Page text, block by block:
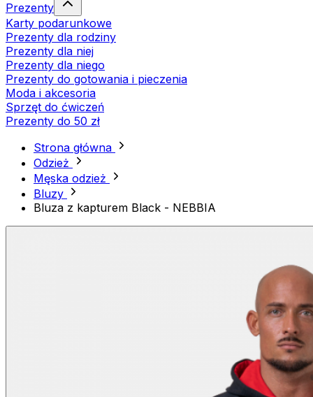
Prezenty
Karty podarunkowe
Prezenty dla rodziny
Prezenty dla niej
Prezenty dla niego
Prezenty do gotowania i pieczenia
Moda i akcesoria
Sprzęt do ćwiczeń
Prezenty do 50 zł
Strona główna
Odzież
Męska odzież
Bluzy
Bluza z kapturem Black - NEBBIA